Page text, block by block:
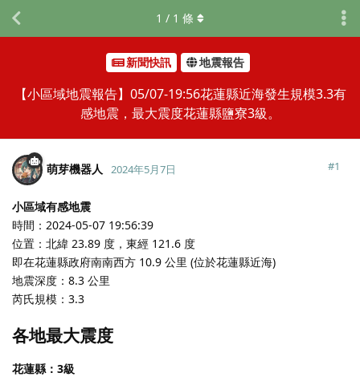
新聞快訊 地震報告
【小區域地震報告】05/07-19:56花蓮縣近海發生規模3.3有
感地震，最大震度花蓮縣鹽寮3級。
1 / 1 條
萌芽機器人 2024年5月7日 #1
小區域有感地震
時間：2024-05-07 19:56:39
位置：北緯 23.89 度，東經 121.6 度
即在花蓮縣政府南南西方 10.9 公里 (位於花蓮縣近海)
地震深度：8.3 公里
芮氏規模：3.3
各地最大震度
花蓮縣：3級